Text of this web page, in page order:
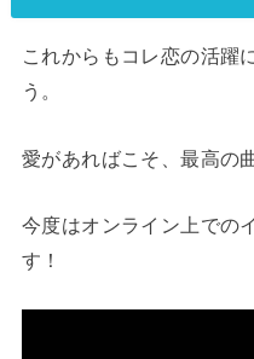
これからもコレ恋の活躍
う。
愛があればこそ、最高の
今度はオンライン上での
す！